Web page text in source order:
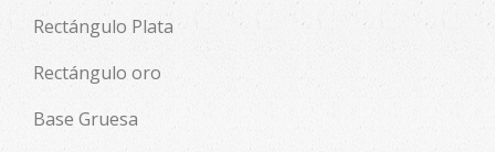
Rectángulo Plata
Rectángulo oro
Base Gruesa